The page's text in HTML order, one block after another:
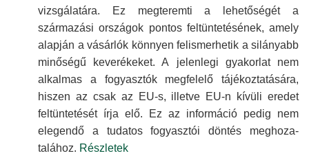
vizsgálatára. Ez meg­teremti a lehetőségét a
származási országok pontos feltünte­tésének, amely
alapján a vásárlók könnyen felismerhetik a silányabb
minőségű keverékeket. A jelenlegi gyakorlat nem
alkalmas a fogyasztók megfelelő tájékoz­tatására,
hiszen az csak az EU-s, illetve EU-n kívüli eredet
feltün­tetését írja elő. Ez az információ pedig nem
elegendő a tudatos fogyasztói döntés meghoza­
talához. Részletek